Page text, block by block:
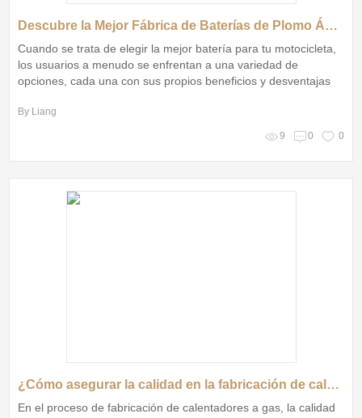
Descubre la Mejor Fábrica de Baterías de Plomo Ácido para Motocicletas: Calidad y Rendimiento Inigualables
Cuando se trata de elegir la mejor batería para tu motocicleta,
los usuarios a menudo se enfrentan a una variedad de
opciones, cada una con sus propios beneficios y desventajas
By Liang
9 0 0
¿Cómo asegurar la calidad en la fabricación de calentadores a gas?
En el proceso de fabricación de calentadores a gas, la calidad